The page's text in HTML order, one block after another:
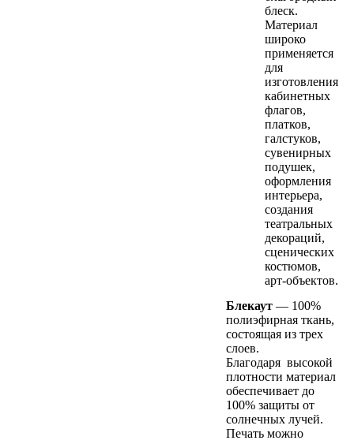
блеск.
Материал
широко
применяется
для
изготовления
кабинетных
флагов,
платков,
галстуков,
сувенирных
подушек,
оформления
интерьера,
создания
театральных
декораций,
сценических
костюмов,
арт-объектов.
Блекаут — 100%
полиэфирная ткань,
состоящая из трех
слоев.
Благодаря высокой
плотности материал
обеспечивает до
100% защиты от
солнечных лучей.
Печать можно